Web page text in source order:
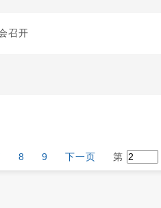
召开
8 9 下一页 第